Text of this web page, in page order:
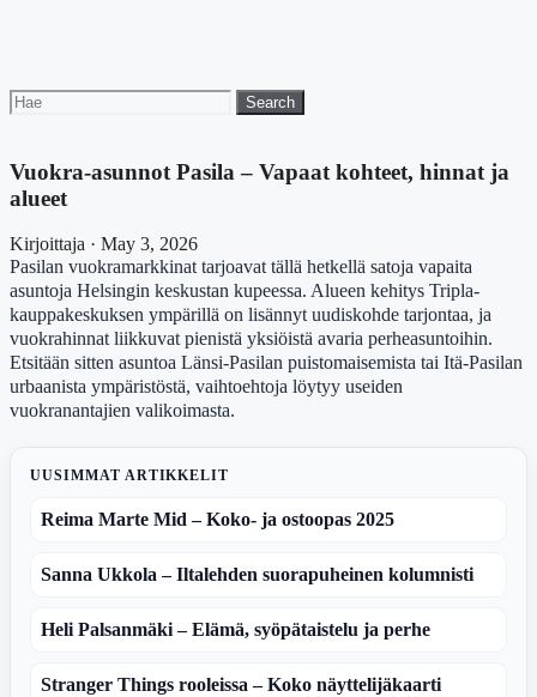
Search
for:
Search
Vuokra-asunnot Pasila – Vapaat kohteet, hinnat ja
alueet
Kirjoittaja · May 3, 2026
Pasilan vuokramarkkinat tarjoavat tällä hetkellä satoja vapaita
asuntoja Helsingin keskustan kupeessa. Alueen kehitys Tripla-
kauppakeskuksen ympärillä on lisännyt uudiskohde tarjontaa, ja
vuokrahinnat liikkuvat pienistä yksiöistä avaria perheasuntoihin.
Etsitään sitten asuntoa Länsi-Pasilan puistomaisemista tai Itä-Pasilan
urbaanista ympäristöstä, vaihtoehtoja löytyy useiden
vuokranantajien valikoimasta.
UUSIMMAT ARTIKKELIT
Reima Marte Mid – Koko- ja ostoopas 2025
Sanna Ukkola – Iltalehden suorapuheinen kolumnisti
Heli Palsanmäki – Elämä, syöpätaistelu ja perhe
Stranger Things rooleissa – Koko näyttelijäkaarti